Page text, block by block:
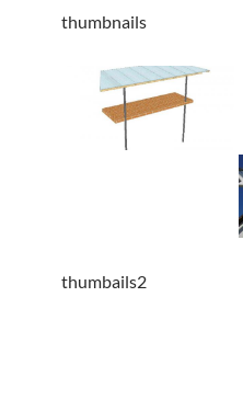
thumbnails
thumbails2